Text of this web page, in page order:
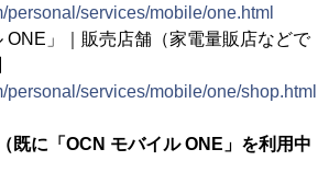
personal/services/mobile/one.html
ONE」｜販売店舗（家電量販店などで
personal/services/mobile/one/shop.html
既に「OCN モバイル ONE」を利用中